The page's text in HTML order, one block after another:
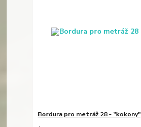
Bordura pro metráž 28 - "kokony"